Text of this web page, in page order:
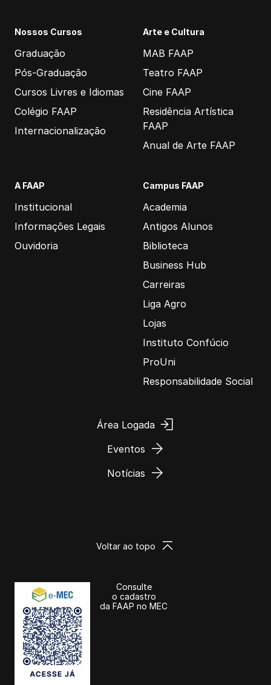
Nossos Cursos
Graduação
Pós-Graduação
Cursos Livres e Idiomas
Colégio FAAP
Internacionalização
Arte e Cultura
MAB FAAP
Teatro FAAP
Cine FAAP
Residência Artística
FAAP
Anual de Arte FAAP
A FAAP
Institucional
Informações Legais
Ouvidoria
Campus FAAP
Academia
Antigos Alunos
Biblioteca
Business Hub
Carreiras
Liga Agro
Lojas
Instituto Confúcio
ProUni
Responsabilidade Social
Área Logada
Eventos
Notícias
Consulte
o cadastro
da FAAP no MEC
Voltar ao topo